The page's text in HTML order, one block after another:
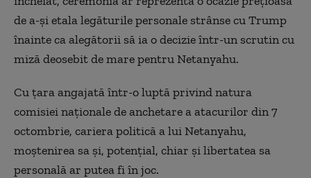
de a-și etala legăturile personale strânse cu Trump
înainte ca alegătorii să ia o decizie într-un scrutin cu
miză deosebit de mare pentru Netanyahu.
Cu țara angajată într-o luptă privind natura
comisiei naționale de anchetare a atacurilor din 7
octombrie, cariera politică a lui Netanyahu,
moștenirea sa și, potențial, chiar și libertatea sa
personală ar putea fi în joc.